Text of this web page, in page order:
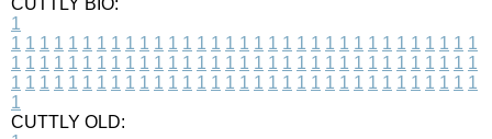
1
1 1 1 1 1 1 1 1 1 1 1 1 1 1 1 1 1 1 1 1 1 1 1 1 1 1 1 1 1 1 1 1 1
1 1 1 1 1 1 1 1 1 1 1 1 1 1 1 1 1 1 1 1 1 1 1 1 1 1 1 1 1 1 1 1 1
1 1 1 1 1 1 1 1 1 1 1 1 1 1 1 1 1 1 1 1 1 1 1 1 1 1 1 1 1 1 1 1 1
1
CUTTLY OLD: